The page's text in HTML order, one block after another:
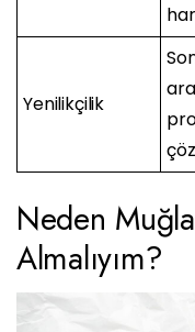
Yenilikçilik
Neden
Almalıyım?